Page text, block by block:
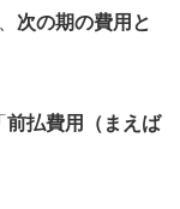
次の期の費用と
前払費用（まえば